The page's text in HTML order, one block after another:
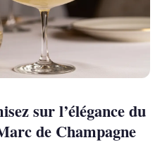
sur l’élégance du
de Champagne